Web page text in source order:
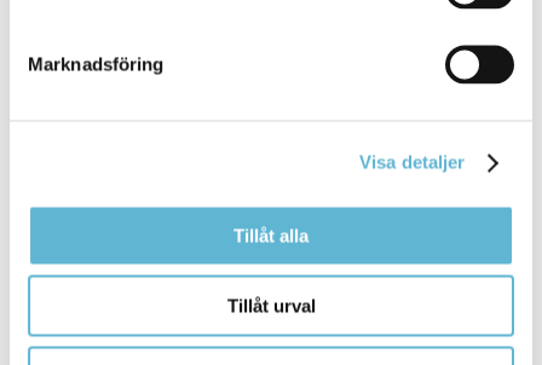
Marknadsföring
Visa detaljer
Tillåt alla
Tillåt urval
Postadress
www.bromolla.se
Växel: 0456-82 20 00